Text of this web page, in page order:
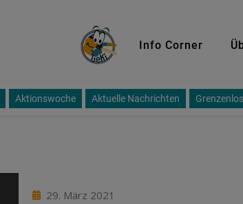
GeKi Info Corner
Aktionswoche Aktuelle Nachrichten
29. März 2021